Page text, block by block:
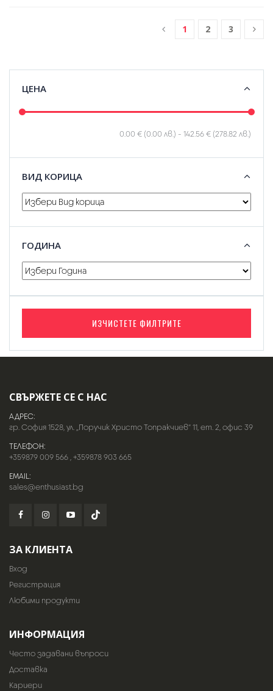
1 2 3
ЦЕНА
0.00 € (0.00 лв.) - 142.56 € (278.82 лв.)
ВИД КОРИЦА
ГОДИНА
ИЗЧИСТЕТЕ ФИЛТРИТЕ
СВЪРЖЕТЕ СЕ С НАС
АДРЕС:
гр. София 1528, ул. „Поручик Христо Топракчиев“ 11, ет. 2, офис 39
ТЕЛЕФОН:
+359879 009 566,+359878 903 665
EMAIL:
sales@enthusiast.bg
ЗА КЛИЕНТА
Вход
Регистрация
Любими продукти
ИНФОРМАЦИЯ
Често задавани въпроси
Доставка
Кариери